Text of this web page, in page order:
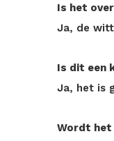
Is het
Ja, de
Is dit een
Ja, het is
Wordt het